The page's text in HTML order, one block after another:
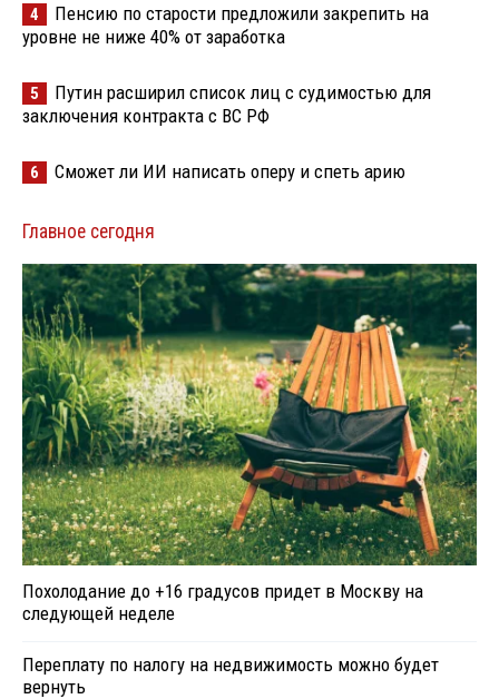
4
Пенсию по старости предложили закрепить на
уровне не ниже 40% от заработка
5
Путин расширил список лиц с судимостью для
заключения контракта с ВС РФ
6 Сможет ли ИИ написать оперу и спеть арию
Главное сегодня
Похолодание до +16 градусов придет в Москву на
следующей неделе
Переплату по налогу на недвижимость можно будет
вернуть